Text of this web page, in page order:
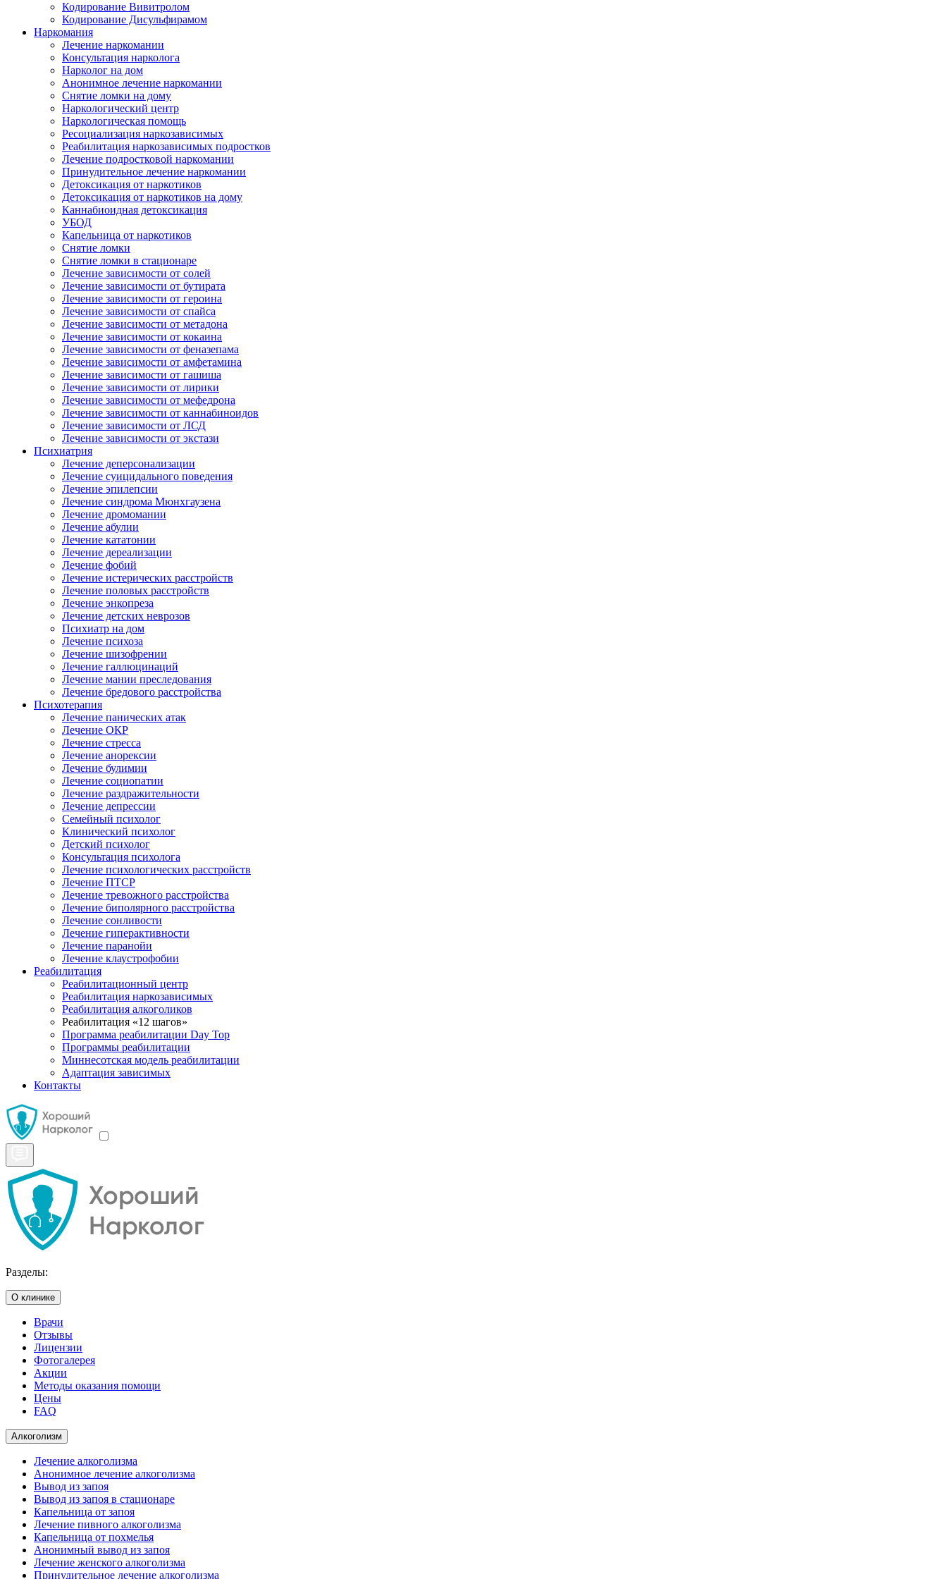
Кодирование Вивитролом
Кодирование Дисульфирамом
Наркомания
Лечение наркомании
Консультация нарколога
Нарколог на дом
Анонимное лечение наркомании
Снятие ломки на дому
Наркологический центр
Наркологическая помощь
Ресоциализация наркозависимых
Реабилитация наркозависимых подростков
Лечение подростковой наркомании
Принудительное лечение наркомании
Детоксикация от наркотиков
Детоксикация от наркотиков на дому
Каннабиоидная детоксикация
УБОД
Капельница от наркотиков
Снятие ломки
Снятие ломки в стационаре
Лечение зависимости от солей
Лечение зависимости от бутирата
Лечение зависимости от героина
Лечение зависимости от спайса
Лечение зависимости от метадона
Лечение зависимости от кокаина
Лечение зависимости от феназепама
Лечение зависимости от амфетамина
Лечение зависимости от гашиша
Лечение зависимости от лирики
Лечение зависимости от мефедрона
Лечение зависимости от каннабиноидов
Лечение зависимости от ЛСД
Лечение зависимости от экстази
Психиатрия
Лечение деперсонализации
Лечение суицидального поведения
Лечение эпилепсии
Лечение синдрома Мюнхгаузена
Лечение дромомании
Лечение абулии
Лечение кататонии
Лечение дереализации
Лечение фобий
Лечение истерических расстройств
Лечение половых расстройств
Лечение энкопреза
Лечение детских неврозов
Психиатр на дом
Лечение психоза
Лечение шизофрении
Лечение галлюцинаций
Лечение мании преследования
Лечение бредового расстройства
Психотерапия
Лечение панических атак
Лечение ОКР
Лечение стресса
Лечение анорексии
Лечение булимии
Лечение социопатии
Лечение раздражительности
Лечение депрессии
Семейный психолог
Клинический психолог
Детский психолог
Консультация психолога
Лечение психологических расстройств
Лечение ПТСР
Лечение тревожного расстройства
Лечение биполярного расстройства
Лечение сонливости
Лечение гиперактивности
Лечение паранойи
Лечение клаустрофобии
Реабилитация
Реабилитационный центр
Реабилитация наркозависимых
Реабилитация алкоголиков
Реабилитация «12 шагов»
Программа реабилитации Day Top
Программы реабилитации
Миннесотская модель реабилитации
Адаптация зависимых
Контакты
Разделы:
О клинике
Врачи
Отзывы
Лицензии
Фотогалерея
Акции
Методы оказания помощи
Цены
FAQ
Алкоголизм
Лечение алкоголизма
Анонимное лечение алкоголизма
Вывод из запоя
Вывод из запоя в стационаре
Капельница от запоя
Лечение пивного алкоголизма
Капельница от похмелья
Анонимный вывод из запоя
Лечение женского алкоголизма
Принудительное лечение алкоголизма